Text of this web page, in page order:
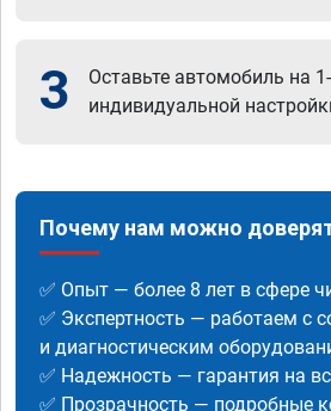
3
Оставьте автомобиль на
индивидуальной
Почему нам можно
✅ Опыт — более 8 лет в сфере
✅ Экспертность — работаем с
и диагностическим
✅ Надежность — гарантия на
✅ Прозрачность — подробные